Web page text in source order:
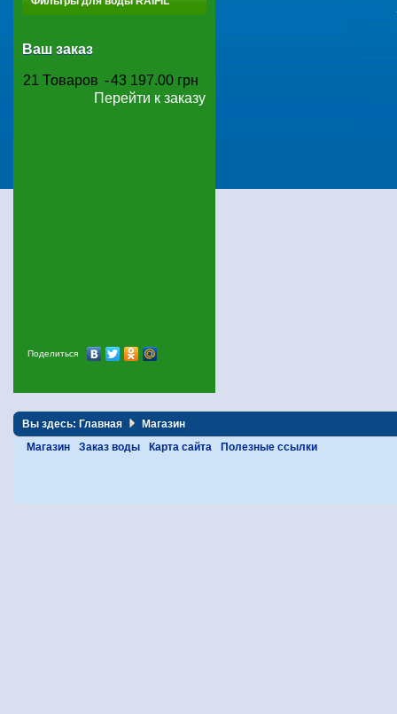
Ваш заказ
21 Товаров -43 197.00 грн
Перейти к заказу
Поделиться
Вы здесь: Главная
Магазин
Магазин
Заказ воды Карта сайта Полезные ссылки